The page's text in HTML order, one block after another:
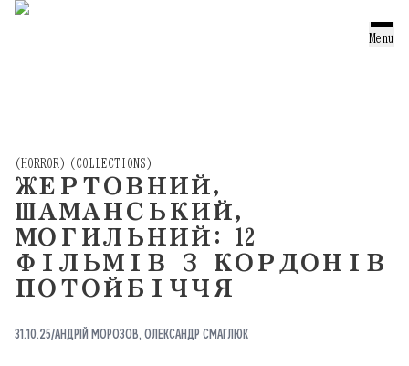
Menu
ПІДБІРКИ
ПРОЕКТ
ТЕЛЕГРАМ
ІНСТАГРАМ
( HORROR ) ( COLLECTIONS )
ЖЕРТОВНИЙ,
ШАМАНСЬКИЙ,
МОГИЛЬНИЙ: 12
ФІЛЬМІВ З КОРДОНІВ
ПОТОЙБІЧЧЯ
31.10.25/АНДРІЙ МОРОЗОВ, ОЛЕКСАНДР СМАГЛЮК